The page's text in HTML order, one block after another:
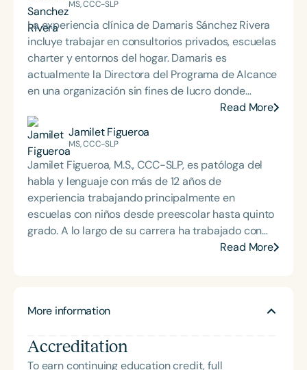
MS, CCC-SLP
La experiencia clínica de Damaris Sánchez Rivera
incluye trabajar en consultorios privados, escuelas
charter y entornos del hogar. Damaris es
actualmente la Directora del Programa de Alcance
en una organización sin fines de lucro donde
coordina exámenes de audición, visión, habla y
lenguaje para preescolares y centros Head Start
para más de 1.000 niños cada año. Damaris
disfruta trabajando con bebés, niños pequeños y
niños autistas. Ella cree que la intervención
temprana es la clave. Cada año, ofrece
capacitación a maestros y padres sobre temas
relacionados con la comunicación, el autismo y el
desarrollo del lenguaje. En 2023, Damaris fue
invitado por la Oficina de Head Start en Miami,
Experiencias Adversas en la Infancia (EAI). A
clientes y sus familias y desea promover un
entorno de aprendizaje enriquecedor. Damaris
Read More
Jamilet Figueroa
MS, CCC-SLP
Jamilet Figueroa, M.S., CCC-SLP, es patóloga del
habla y lenguaje con más de 12 años de
experiencia trabajando principalmente en
escuelas con niños desde preescolar hasta quinto
grado. A lo largo de su carrera ha trabajado con
estudiantes monolingües y bilingües español-
en intervención temprana y actualmente ofrece
fundadora de Hablamigo, una app bilingüe de
terapia del habla y lenguaje creada para apoyar
Read More
More information
Accreditation
To earn continuing education credit, full